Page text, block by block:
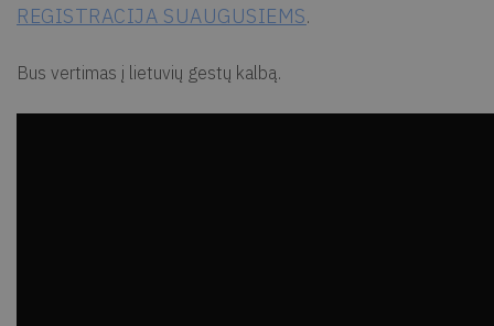
REGISTRACIJA SUAUGUSIEMS.
Bus vertimas į lietuvių gestų kalbą.